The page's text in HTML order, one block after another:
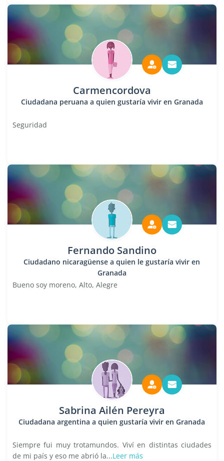
Carmencordova
Ciudadana peruana a quien gustaría vivir en Granada
Seguridad
Fernando Sandino
Ciudadano nicaragüense a quien le gustaría vivir en
Granada
Bueno soy moreno, Alto, Alegre
Sabrina Ailén Pereyra
Ciudadana argentina a quien gustaría vivir en Granada
Siempre fui muy trotamundos. Viví en distintas ciudades
de mi país y eso me abrió la...Leer más